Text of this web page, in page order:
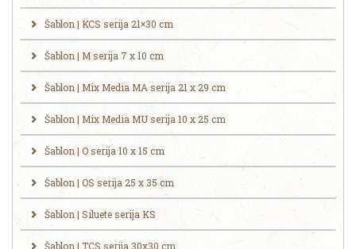
Šablon | KCS serija 21×30 cm
Šablon | M serija 7 x 10 cm
Šablon | Mix Media MA serija 21 x 29 cm
Šablon | Mix Media MU serija 10 x 25 cm
Šablon | O serija 10 x 15 cm
Šablon | OS serija 25 x 35 cm
Šablon | Siluete serija KS
Šablon | TCS serija 30x30 cm